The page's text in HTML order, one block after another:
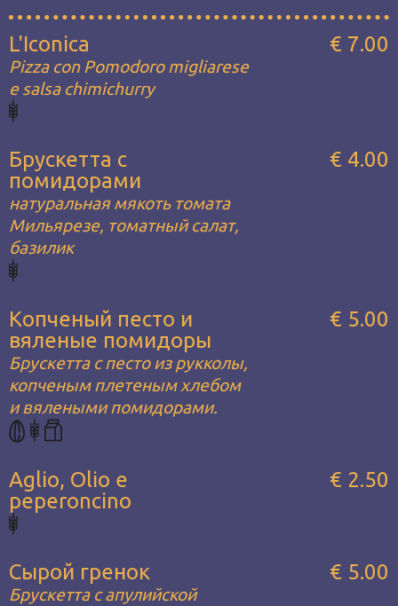
L'Iconica
Pizza con Pomodoro migliarese
e salsa chimichurry
€ 7.00
Брускетта с
помидорами
натуральная мякоть томата
Мильярезе, томатный салат,
базилик
€ 4.00
Копченый песто и
вяленые помидоры
Брускетта с песто из рукколы,
копченым плетеным хлебом
и вялеными помидорами.
€ 5.00
Aglio, Olio e
peperoncino
€ 2.50
Сырой гренок
Брускетта с апулийской
€ 5.00